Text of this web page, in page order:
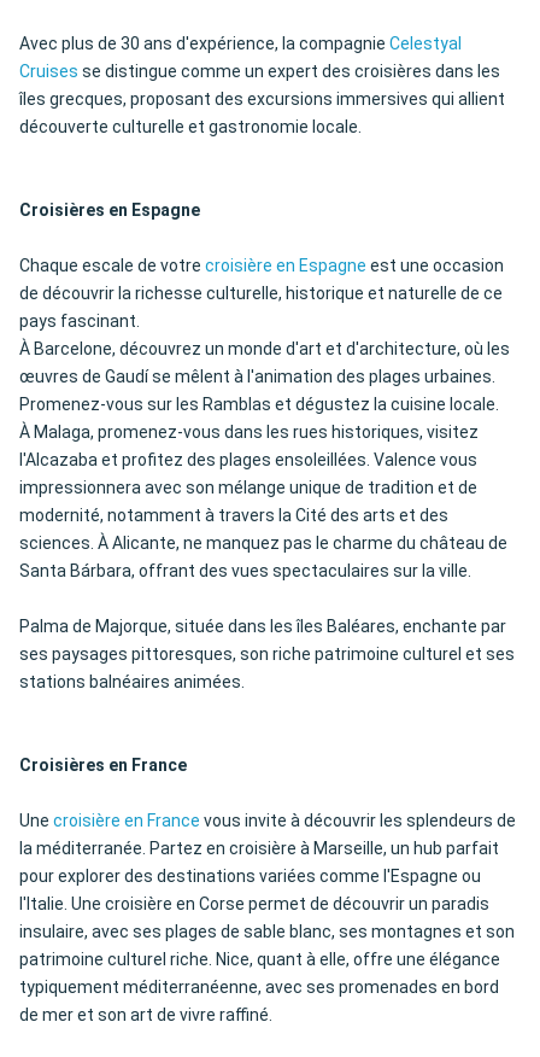
Avec plus de 30 ans d'expérience, la compagnie Celestyal
Cruises se distingue comme un expert des croisières dans les
îles grecques, proposant des excursions immersives qui allient
découverte culturelle et gastronomie locale.
Croisières en Espagne
Chaque escale de votre croisière en Espagne est une occasion
de découvrir la richesse culturelle, historique et naturelle de ce
pays fascinant.
À Barcelone, découvrez un monde d'art et d'architecture, où les
œuvres de Gaudí se mêlent à l'animation des plages urbaines.
Promenez-vous sur les Ramblas et dégustez la cuisine locale.
À Malaga, promenez-vous dans les rues historiques, visitez
l'Alcazaba et profitez des plages ensoleillées. Valence vous
impressionnera avec son mélange unique de tradition et de
modernité, notamment à travers la Cité des arts et des
sciences. À Alicante, ne manquez pas le charme du château de
Santa Bárbara, offrant des vues spectaculaires sur la ville.
Palma de Majorque, située dans les îles Baléares, enchante par
ses paysages pittoresques, son riche patrimoine culturel et ses
stations balnéaires animées.
Croisières en France
Une croisière en France vous invite à découvrir les splendeurs de
la méditerranée. Partez en croisière à Marseille, un hub parfait
pour explorer des destinations variées comme l'Espagne ou
l'Italie. Une croisière en Corse permet de découvrir un paradis
insulaire, avec ses plages de sable blanc, ses montagnes et son
patrimoine culturel riche. Nice, quant à elle, offre une élégance
typiquement méditerranéenne, avec ses promenades en bord
de mer et son art de vivre raffiné.